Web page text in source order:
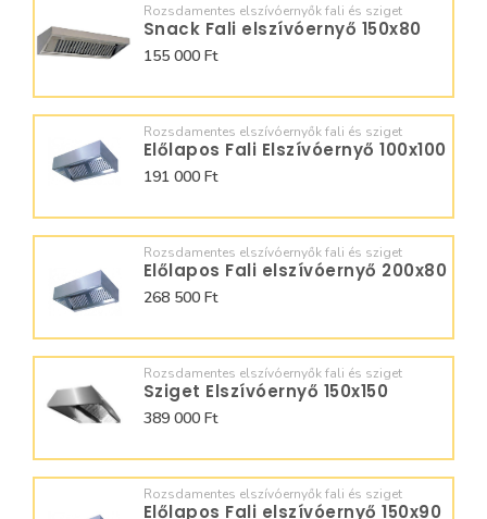
Rozsdamentes elszívóernyők fali és sziget
Snack Fali elszívóernyő 150x80
155 000 Ft
Rozsdamentes elszívóernyők fali és sziget
Előlapos Fali Elszívóernyő 100x100
191 000 Ft
Rozsdamentes elszívóernyők fali és sziget
Előlapos Fali elszívóernyő 200x80
268 500 Ft
Rozsdamentes elszívóernyők fali és sziget
Sziget Elszívóernyő 150x150
389 000 Ft
Rozsdamentes elszívóernyők fali és sziget
Előlapos Fali elszívóernyő 150x90